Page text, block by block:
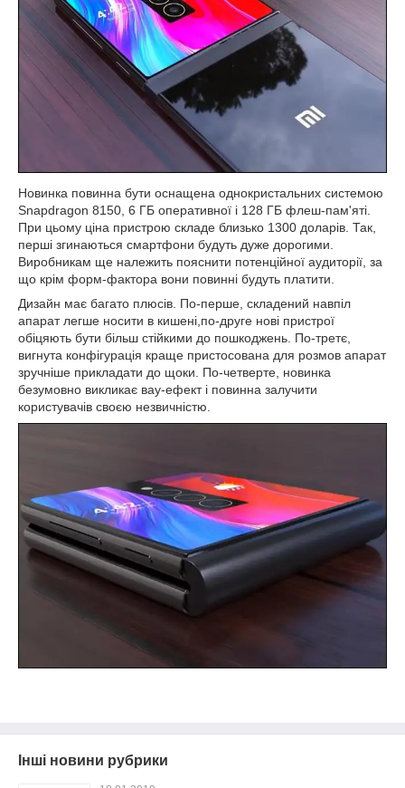
Новинка повинна бути оснащена однокристальних системою
Snapdragon 8150, 6 ГБ оперативної і 128 ГБ флеш-пам'яті.
При цьому ціна пристрою складе близько 1300 доларів. Так,
перші згинаються смартфони будуть дуже дорогими.
Виробникам ще належить пояснити потенційної аудиторії, за
що крім форм-фактора вони повинні будуть платити.
Дизайн має багато плюсів. По-перше, складений навпіл
апарат легше носити в кишені,по-друге нові пристрої
обіцяють бути більш стійкими до пошкоджень. По-третє,
вигнута конфігурація краще пристосована для розмов апарат
зручніше прикладати до щоки. По-четверте, новинка
безумовно викликає вау-ефект і повинна залучити
користувачів своєю незвичністю.
Інші новини рубрики